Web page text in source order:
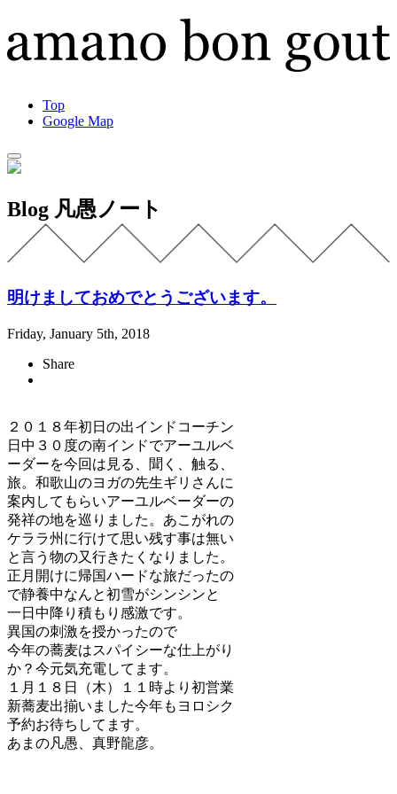
Top
Google Map
Blog 凡愚ノート
明けましておめでとうございます。
Friday, January 5th, 2018
Share
２０１８年初日の出インドコーチン
日中３０度の南インドでアーユルベ
ーダーを今回は見る、聞く、触る、
旅。和歌山のヨガの先生ギリさんに
案内してもらいアーユルベーダーの
発祥の地を巡りました。あこがれの
ケララ州に行けて思い残す事は無い
と言う物の又行きたくなりました。
正月開けに帰国ハードな旅だったの
で静養中なんと初雪がシンシンと
一日中降り積もり感激です。
異国の刺激を授かったので
今年の蕎麦はスパイシーな仕上がり
か？今元気充電してます。
１月１８日（木）１１時より初営業
新蕎麦出揃いました今年もヨロシク
予約お待ちしてます。
あまの凡愚、真野龍彦。